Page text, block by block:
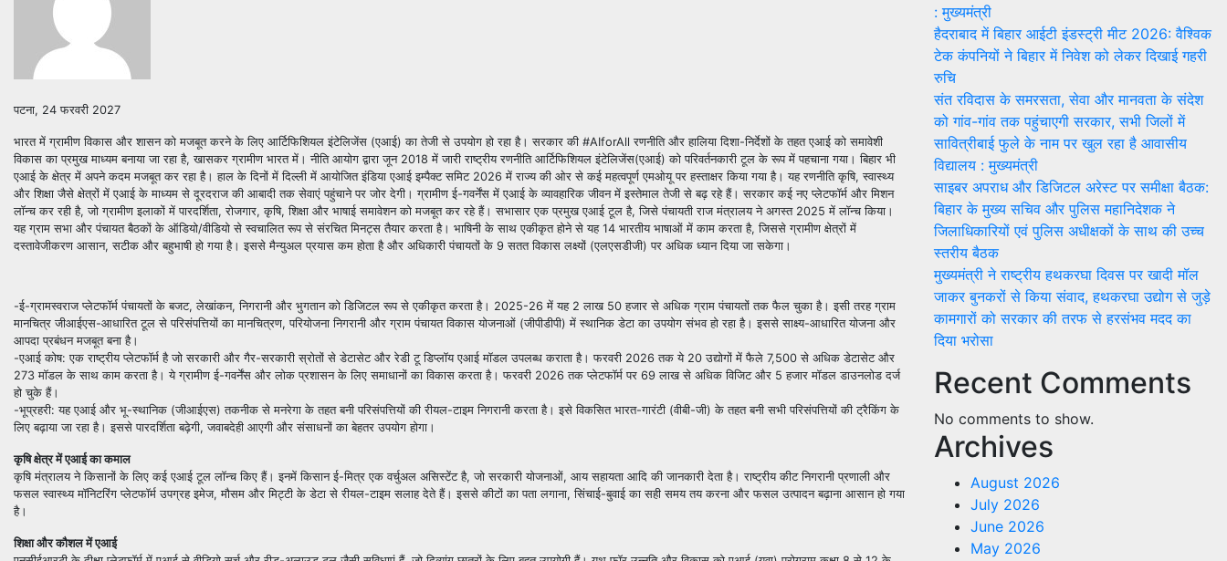
पटना, 24 फरवरी 2027
भारत में ग्रामीण विकास और शासन को मजबूत करने के लिए आर्टिफिशियल इंटेलिजेंस (एआई) का तेजी से उपयोग हो रहा है। सरकार की #AIforAll रणनीति और हालिया दिशा-निर्देशों के तहत एआई को समावेशी
विकास का प्रमुख माध्यम बनाया जा रहा है, खासकर ग्रामीण भारत में। नीति आयोग द्वारा जून 2018 में जारी राष्ट्रीय रणनीति आर्टिफिशियल इंटेलिजेंस(एआई) को परिवर्तनकारी टूल के रूप में पहचाना गया। बिहार भी
एआई के क्षेत्र में अपने कदम मजबूत कर रहा है। हाल के दिनों में दिल्ली में आयोजित इंडिया एआई इम्पैक्ट समिट 2026 में राज्य की ओर से कई महत्वपूर्ण एमओयू पर हस्ताक्षर किया गया है। यह रणनीति कृषि, स्वास्थ्य
और शिक्षा जैसे क्षेत्रों में एआई के माध्यम से दूरदराज की आबादी तक सेवाएं पहुंचाने पर जोर देगी। ग्रामीण ई-गवर्नेंस में एआई के व्यावहारिक जीवन में इस्तेमाल तेजी से बढ़ रहे हैं। सरकार कई नए प्लेटफॉर्म और मिशन
लॉन्च कर रही है, जो ग्रामीण इलाकों में पारदर्शिता, रोजगार, कृषि, शिक्षा और भाषाई समावेशन को मजबूत कर रहे हैं। सभासार एक प्रमुख एआई टूल है, जिसे पंचायती राज मंत्रालय ने अगस्त 2025 में लॉन्च किया।
यह ग्राम सभा और पंचायत बैठकों के ऑडियो/वीडियो से स्वचालित रूप से संरचित मिनट्स तैयार करता है। भाषिनी के साथ एकीकृत होने से यह 14 भारतीय भाषाओं में काम करता है, जिससे ग्रामीण क्षेत्रों में
दस्तावेजीकरण आसान, सटीक और बहुभाषी हो गया है। इससे मैन्युअल प्रयास कम होता है और अधिकारी पंचायतों के 9 सतत विकास लक्ष्यों (एलएसडीजी) पर अधिक ध्यान दिया जा सकेगा।
-ई-ग्रामस्वराज प्लेटफॉर्म पंचायतों के बजट, लेखांकन, निगरानी और भुगतान को डिजिटल रूप से एकीकृत करता है। 2025-26 में यह 2 लाख 50 हजार से अधिक ग्राम पंचायतों तक फैल चुका है। इसी तरह ग्राम
मानचित्र जीआईएस-आधारित टूल से परिसंपत्तियों का मानचित्रण, परियोजना निगरानी और ग्राम पंचायत विकास योजनाओं (जीपीडीपी) में स्थानिक डेटा का उपयोग संभव हो रहा है। इससे साक्ष्य-आधारित योजना और
आपदा प्रबंधन मजबूत बना है।
-एआई कोष: एक राष्ट्रीय प्लेटफॉर्म है जो सरकारी और गैर-सरकारी स्रोतों से डेटासेट और रेडी टू डिप्लॉय एआई मॉडल उपलब्ध कराता है। फरवरी 2026 तक ये 20 उद्योगों में फैले 7,500 से अधिक डेटासेट और
273 मॉडल के साथ काम करता है। ये ग्रामीण ई-गवर्नेंस और लोक प्रशासन के लिए समाधानों का विकास करता है। फरवरी 2026 तक प्लेटफॉर्म पर 69 लाख से अधिक विजिट और 5 हजार मॉडल डाउनलोड दर्ज
हो चुके हैं।
-भूप्रहरी: यह एआई और भू-स्थानिक (जीआईएस) तकनीक से मनरेगा के तहत बनी परिसंपत्तियों की रीयल-टाइम निगरानी करता है। इसे विकसित भारत-गारंटी (वीबी-जी) के तहत बनी सभी परिसंपत्तियों की ट्रैकिंग के
लिए बढ़ाया जा रहा है। इससे पारदर्शिता बढ़ेगी, जवाबदेही आएगी और संसाधनों का बेहतर उपयोग होगा।
कृषि क्षेत्र में एआई का कमाल
कृषि मंत्रालय ने किसानों के लिए कई एआई टूल लॉन्च किए हैं। इनमें किसान ई-मित्र एक वर्चुअल असिस्टेंट है, जो सरकारी योजनाओं, आय सहायता आदि की जानकारी देता है। राष्ट्रीय कीट निगरानी प्रणाली और
फसल स्वास्थ्य मॉनिटरिंग प्लेटफॉर्म उपग्रह इमेज, मौसम और मिट्टी के डेटा से रीयल-टाइम सलाह देते हैं। इससे कीटों का पता लगाना, सिंचाई-बुवाई का सही समय तय करना और फसल उत्पादन बढ़ाना आसान हो गया
है।
शिक्षा और कौशल में एआई
: मुख्यमंत्री
हैदराबाद में बिहार आईटी इंडस्ट्री मीट 2026: वैश्विक
टेक कंपनियों ने बिहार में निवेश को लेकर दिखाई गहरी
रुचि
संत रविदास के समरसता, सेवा और मानवता के संदेश
को गांव-गांव तक पहुंचाएगी सरकार, सभी जिलों में
सावित्रीबाई फुले के नाम पर खुल रहा है आवासीय
विद्यालय : मुख्यमंत्री
साइबर अपराध और डिजिटल अरेस्ट पर समीक्षा बैठक:
बिहार के मुख्य सचिव और पुलिस महानिदेशक ने
जिलाधिकारियों एवं पुलिस अधीक्षकों के साथ की उच्च
स्तरीय बैठक
मुख्यमंत्री ने राष्ट्रीय हथकरघा दिवस पर खादी मॉल
जाकर बुनकरों से किया संवाद, हथकरघा उद्योग से जुड़े
कामगारों को सरकार की तरफ से हरसंभव मदद का
दिया भरोसा
Recent Comments
No comments to show.
Archives
August 2026
July 2026
June 2026
May 2026